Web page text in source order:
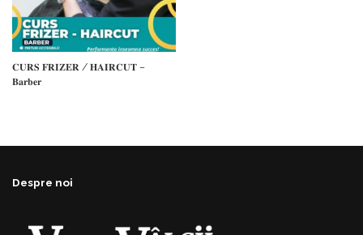
𝐂𝐔𝐑𝐒 𝐅𝐑𝐈𝐙𝐄𝐑 / 𝐇𝐀𝐈𝐑𝐂𝐔𝐓 –
𝐁𝐚𝐫𝐛𝐞𝐫
Despre noi